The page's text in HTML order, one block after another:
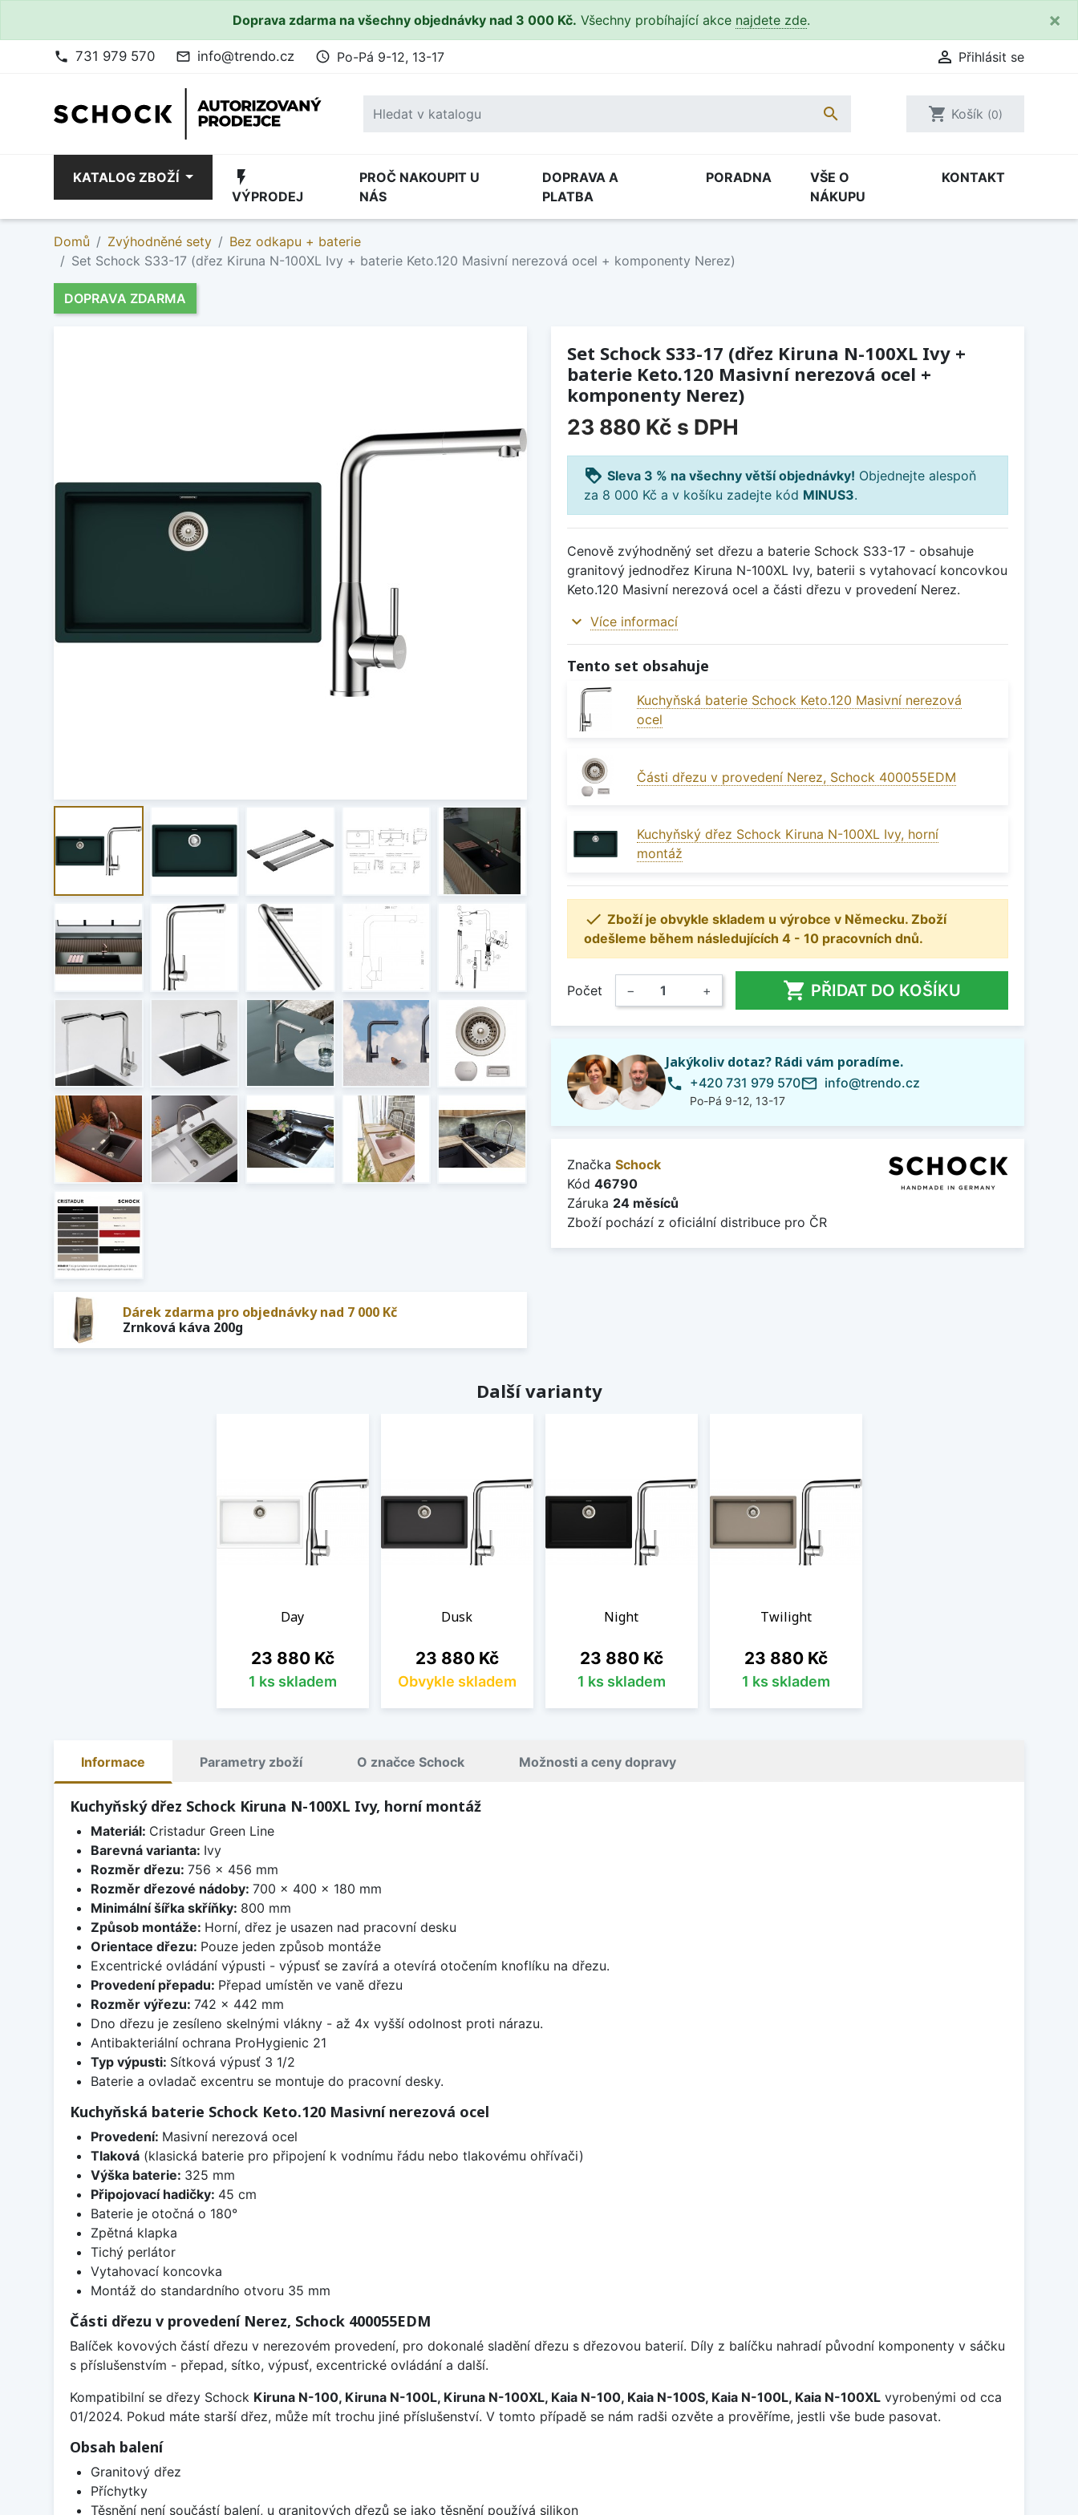
Doprava zdarma na všechny objednávky nad 3 000 Kč. Všechny probíhající akce najdete zde. ×
phone 731 979 570 mail_outline info@trendo.cz access_time Po-Pá 9-12, 13-17  Přihlásit se
 shopping_cart Košík (0)
KATALOG ZBOŽÍ flash_on
VÝPRODEJ
PROČ NAKOUPIT U
NÁS
DOPRAVA A
PLATBA
PORADNA
VŠE O
NÁKUPU
KONTAKT
Domů Zvýhodněné sety
Bez odkapu + baterie
Set Schock S33-17 (dřez Kiruna N-100XL Ivy + baterie Keto.120 Masivní nerezová ocel + komponenty Nerez)
DOPRAVA ZDARMA
Dárek zdarma pro objednávky nad 7 000 Kč
Zrnková káva 200g
Set Schock S33-17 (dřez Kiruna N-100XL Ivy +
baterie Keto.120 Masivní nerezová ocel +
komponenty Nerez)
23 880 Kč s DPH
loyalty Sleva 3 % na všechny větší objednávky! Objednejte alespoň
za 8 000 Kč a v košíku zadejte kód MINUS3.
Cenově zvýhodněný set dřezu a baterie Schock S33-17 - obsahuje
granitový jednodřez Kiruna N-100XL Ivy, baterii s vytahovací koncovkou
Keto.120 Masivní nerezová ocel a části dřezu v provedení Nerez.
expand_more Více informací
Tento set obsahuje
Kuchyňská baterie Schock Keto.120 Masivní nerezová
ocel
Části dřezu v provedení Nerez, Schock 400055EDM
Kuchyňský dřez Schock Kiruna N-100XL Ivy, horní
montáž
 Zboží je obvykle skladem u výrobce v Německu. Zboží
odešleme během následujících 4 - 10 pracovních dnů.
Počet − +  PŘIDAT DO KOŠÍKU
Jakýkoliv dotaz? Rádi vám poradíme.
phone +420 731 979 570
Po-Pá 9-12, 13-17
mail_outline info@trendo.cz
Značka Schock
Kód 46790
Záruka 24 měsíců
Zboží pochází z oficiální distribuce pro ČR
Další varianty
Day
Cena
23 880 Kč
1 ks skladem
Dusk
Cena
23 880 Kč
Obvykle skladem
Night
Cena
23 880 Kč
1 ks skladem
Twilight
Cena
23 880 Kč
1 ks skladem
Informace Parametry zboží O značce Schock Možnosti a ceny dopravy
Kuchyňský dřez Schock Kiruna N-100XL Ivy, horní montáž
Materiál: Cristadur Green Line
Barevná varianta: Ivy
Rozměr dřezu: 756 x 456 mm
Rozměr dřezové nádoby: 700 x 400 x 180 mm
Minimální šířka skříňky: 800 mm
Způsob montáže: Horní, dřez je usazen nad pracovní desku
Orientace dřezu: Pouze jeden způsob montáže
Excentrické ovládání výpusti - výpusť se zavírá a otevírá otočením knoflíku na dřezu.
Provedení přepadu: Přepad umístěn ve vaně dřezu
Rozměr výřezu: 742 x 442 mm
Dno dřezu je zesíleno skelnými vlákny - až 4x vyšší odolnost proti nárazu.
Antibakteriální ochrana ProHygienic 21
Typ výpusti: Sítková výpusť 3 1/2
Baterie a ovladač excentru se montuje do pracovní desky.
Kuchyňská baterie Schock Keto.120 Masivní nerezová ocel
Provedení: Masivní nerezová ocel
Tlaková(klasická baterie pro připojení k vodnímu řádu nebo tlakovému ohřívači)
Výška baterie: 325 mm
Připojovací hadičky: 45 cm
Baterie je otočná o 180°
Zpětná klapka
Tichý perlátor
Vytahovací koncovka
Montáž do standardního otvoru 35 mm
Části dřezu v provedení Nerez, Schock 400055EDM
Balíček kovových částí dřezu v nerezovém provedení, pro dokonalé sladění dřezu s dřezovou baterií. Díly z balíčku nahradí původní komponenty v sáčku
s příslušenstvím - přepad, sítko, výpusť, excentrické ovládání a další.
Kompatibilní se dřezy Schock Kiruna N-100, Kiruna N-100L, Kiruna N-100XL, Kaia N-100, Kaia N-100S, Kaia N-100L, Kaia N-100XL vyrobenými od cca
01/2024. Pokud máte starší dřez, může mít trochu jiné příslušenství. V tomto případě se nám radši ozvěte a prověříme, jestli vše bude pasovat.
Obsah balení
Granitový dřez
Příchytky
Těsnění není součástí balení, u granitových dřezů se jako těsnění používá silikon